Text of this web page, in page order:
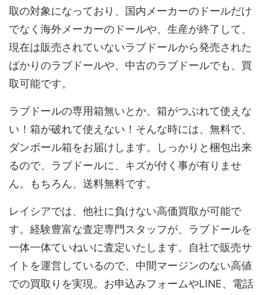
取の対象になっており、国内メーカーのドールだけ
でなく海外メーカーのドールや、生産が終了して、
現在は販売されていないラブドールから発売された
ばかりのラブドールや、中古のラブドールでも、買
取可能です。
ラブドールの専用箱無いとか、箱がつぶれて使えな
い！箱が破れて使えない！そんな時には、無料で、
ダンボール箱をお届けします。しっかりと梱包出来
るので、ラブドールに、キズが付く事が有りませ
ん。もちろん、送料無料です。
レイシアでは、他社に負けない高価買取が可能で
す。経験豊富な査定専門スタッフが、ラブドールを
一体一体ていねいに査定いたします。自社で販売サ
イトを運営しているので、中間マージンのない高値
での買取りを実現。お申込みフォームやLINE、電話